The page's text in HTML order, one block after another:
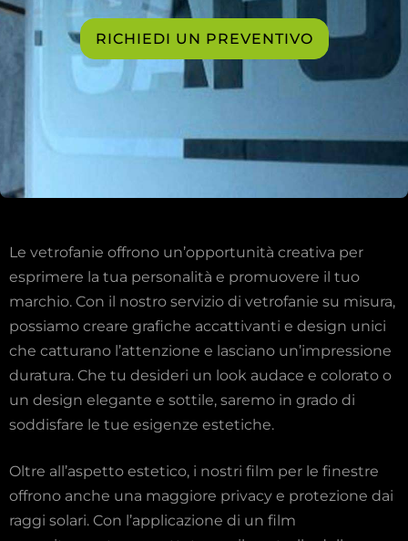
RICHIEDI UN PREVENTIVO
Le vetrofanie offrono un’opportunità creativa per
esprimere la tua personalità e promuovere il tuo
marchio. Con il nostro servizio di vetrofanie su misura,
possiamo creare grafiche accattivanti e design unici
che catturano l’attenzione e lasciano un’impressione
duratura. Che tu desideri un look audace e colorato o
un design elegante e sottile, saremo in grado di
soddisfare le tue esigenze estetiche.
Oltre all’aspetto estetico, i nostri film per le finestre
offrono anche una maggiore privacy e protezione dai
raggi solari. Con l’applicazione di un film